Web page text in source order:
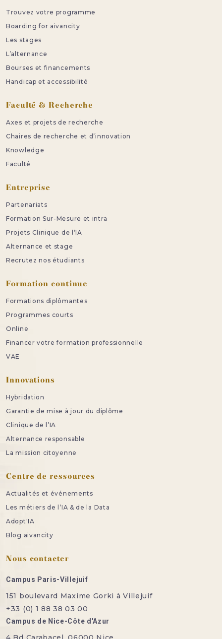
Trouvez votre programme
Boarding for aivancity
Les stages
L’alternance
Bourses et financements
Handicap et accessibilité
Faculté & Recherche
Axes et projets de recherche
Chaires de recherche et d’innovation
Knowledge
Faculté
Entreprise
Partenariats
Formation Sur-Mesure et intra
Projets Clinique de l’IA
Alternance et stage
Recrutez nos étudiants
Formation continue
Formations diplômantes
Programmes courts
Online
Financer votre formation professionnelle
VAE
Innovations
Hybridation
Garantie de mise à jour du diplôme
Clinique de l’IA
Alternance responsable
La mission citoyenne
Centre de ressources
Actualités et événements
Les métiers de l’IA & de la Data
Adopt'IA
Blog aivancity
Nous contacter
Campus Paris-Villejuif
151 boulevard Maxime Gorki à Villejuif
+33 (0) 1 88 38 03 00
Campus de Nice-Côte d'Azur